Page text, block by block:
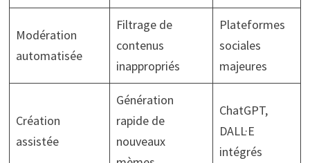
Modération
automatisée
Filtrage de
contenus
inappropriés
Plateformes
sociales
majeures
Création
assistée
Génération
rapide de
nouveaux
ChatGPT,
DALL·E
intégrés